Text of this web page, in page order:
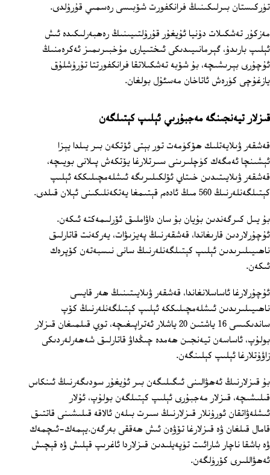
تۈركىستان بىرلىكىنىڭ فرانكفورت شۆبىسى رەسمىي قۇرۇلدى.
مەزكۇر تەشكىلات دۇنيا ئۇيغۇر قۇرۇلتىيىنىڭ رەھبەرلىكىدە ئىش
ئېلىپ بارىدۇ، گېرمانىيىدىكى ئىختىيارى مۇخبىرىمىز ئەكرەمنىڭ
ئۇچۇرى بېرىشىچە، بۇ شۆبە تەشكىلاتقا فرانكفورتتا تۇرۇشلۇق
يازغۇچى كۈرەش ئاتاخان مەسئۇل بولغان.
قىزلار تيەنجىنگە مەجبۇرىي ئېلىپ كېتىلگەن
قەشقەر ۋىلايەتلىك ھۆكۈمەت تور بېتى ئۆتكەن بىر يىلدا يېزا
ئېشىنچا ئەمگەك كۈچلىرىنى سىرتلارغا يۆتكەش پىلانى بويىچە،
قەشقەر ۋىلايىتىدىن خىتاي ئۆلكىلىرىگە ئىشلەمچىلىككە ئېلىپ
كېتىلگەنلەرنىڭ 560 مىڭ ئادەم قېتىمغا يەتكەنلىكىنى ئېلان قىلدى.
بۇ يىل كىرگەندىن بۇيان بۇ سان داۋاملىق ئۆرلىمەكتە ئىكەن.
ئۇچۇرلاردىن قارىغاندا، قەشقەرنىڭ پەيزىۋات، يەركەنت قاتارلىق
ناھىيىلىرىدىن ئېلىپ كېتىلگەنلەرنىڭ سانى نىسبەتەن كۆپرەك
ئىكەن.
ئۇچۇرلارغا ئاساسلانغاندا، قەشقەر ۋىلايىتىنىڭ ھەر قايسى
ناھىيىلىرىدىن ئىشلەمچىلىككە ئېلىپ كېتىلگەنلەرنىڭ كۆپ
ساندىكىسى 16 ياشتىن 20 ياشلار ئەتراپىغىچە، توي قىلمىغان قىزلار
بولۇپ، ئاساسەن تيەنجىن ھەمدە چىڭداۋ قاتارلىق شەھەرلەردىكى
زاۋۇتلارغا ئېلىپ كېلىنگەن.
بۇ قىزلارنىڭ ئەھۋالىنى ئىگىلىگەن بىر ئۇيغۇر سودىگەرنىڭ ئىنكاس
قىلىشىچە، قىزلار مەجبۇرى ئېلىپ كېتىلگەن بولۇپ، ئۇلار
ئىشلەۋاتقان ئورۇنلار قىزلارنىڭ سىرت بىلەن ئالاقە قىلىشىنى قاتتىق
قامال قىلغان ۋە قىزلارغا تۆۋەن ئىش ھەققى بەرگەن.يېمەك-ئىچمەك
ۋە باشقا ناچار شارائىت تۈپەيلىدىن قىزلاردا ئاغرىپ قېلىش ۋە قېچىش
ئەھۋاللىرى كۆرۈلگەن.